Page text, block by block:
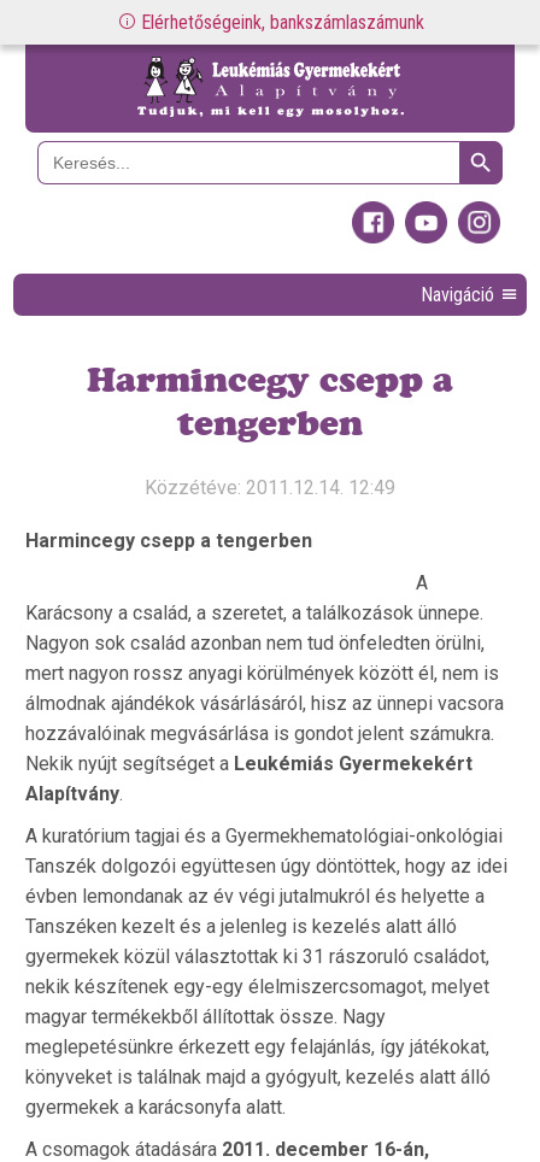
Elérhetőségeink, bankszámlaszámunk
Search
for:
Search Button
Navigáció
Harmincegy csepp a
tengerben
Közzétéve: 2011.12.14. 12:49
Harmincegy csepp a tengerben
A
Karácsony a család, a szeretet, a találkozások ünnepe.
Nagyon sok család azonban nem tud önfeledten örülni,
mert nagyon rossz anyagi körülmények között él, nem is
álmodnak ajándékok vásárlásáról, hisz az ünnepi vacsora
hozzávalóinak megvásárlása is gondot jelent számukra.
Nekik nyújt segítséget a Leukémiás Gyermekekért
Alapítvány.
A kuratórium tagjai és a Gyermekhematológiai-onkológiai
Tanszék dolgozói együttesen úgy döntöttek, hogy az idei
évben lemondanak az év végi jutalmukról és helyette a
Tanszéken kezelt és a jelenleg is kezelés alatt álló
gyermekek közül választottak ki 31 rászoruló családot,
nekik készítenek egy-egy élelmiszercsomagot, melyet
magyar termékekből állítottak össze. Nagy
meglepetésünkre érkezett egy felajánlás, így játékokat,
könyveket is találnak majd a gyógyult, kezelés alatt álló
gyermekek a karácsonyfa alatt.
A csomagok átadására 2011. december 16-án,